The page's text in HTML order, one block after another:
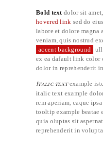
Bold textdolor sit
hovered link sed do
labore et dolore magna
veniam, quis nostrud
accent background
ex ea dafault link color
dolor in reprehenderit
Italic textexample
italic text example
rem aperiam, eaque
tooltip example beatae
quia oluptas sit
reprehenderit in